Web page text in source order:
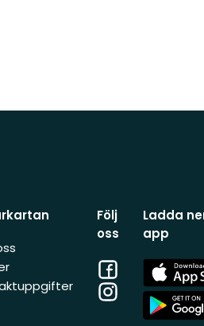
Följ
oss
Facebook
Instagram
Ladda
app
App
Store
App
Store